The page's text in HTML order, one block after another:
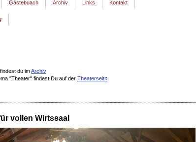
Gästebuach Archiv Links Kontakt
du imArchiv
"Theater" findest Du auf der Theaterseitn
vollen Wirtssaal